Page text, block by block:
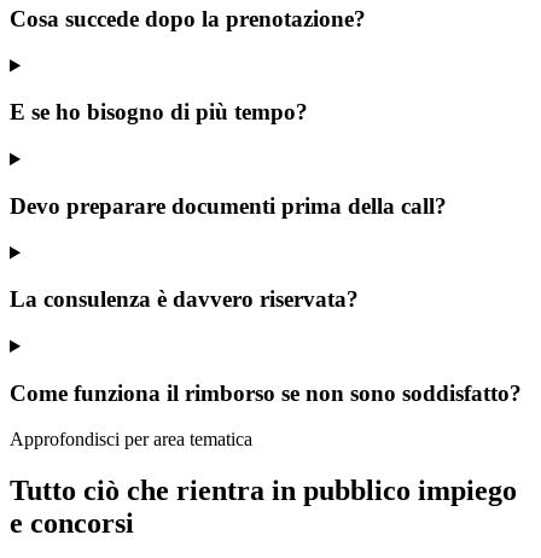
Cosa succede dopo la prenotazione?
E se ho bisogno di più tempo?
Devo preparare documenti prima della call?
La consulenza è davvero riservata?
Come funziona il rimborso se non sono soddisfatto?
Approfondisci per area tematica
Tutto ciò che rientra in pubblico impiego
e concorsi